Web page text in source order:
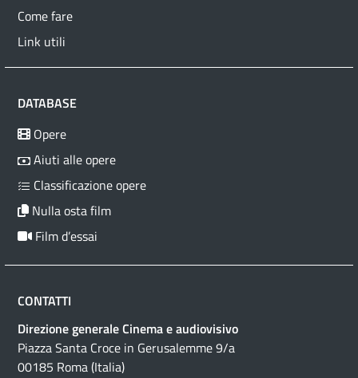
Come fare
Link utili
DATABASE
Opere
Aiuti alle opere
Classificazione opere
Nulla osta film
Film d’essai
CONTATTI
Direzione generale Cinema e audiovisivo
Piazza Santa Croce in Gerusalemme 9/a
00185 Roma (Italia)